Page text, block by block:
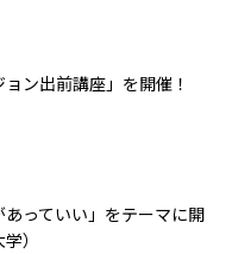
ン出前講座」を開催！
あっていい」をテーマに開
）